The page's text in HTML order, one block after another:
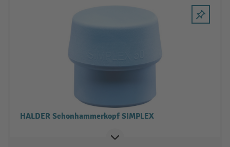
HALDER Schonhammerkopf SIMPLEX